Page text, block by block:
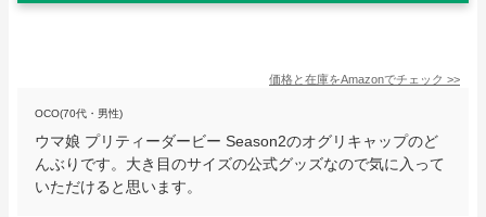
価格と在庫をAmazonでチェック >>
OCO(70代・男性)
ウマ娘 プリティーダービー Season2のオグリキャップのど
んぶりです。大き目のサイズの公式グッズなので気に入って
いただけると思います。